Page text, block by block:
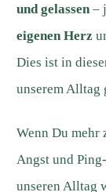
und gelassen –
eigenen Herz
Dies ist in
unserem Alltag
Wenn Du mehr
Angst und
unseren Alltag